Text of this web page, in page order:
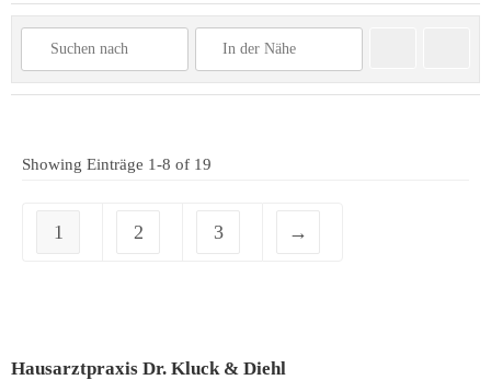
Showing Einträge 1-8 of 19
1 2 3 →
Hausarztpraxis Dr. Kluck & Diehl